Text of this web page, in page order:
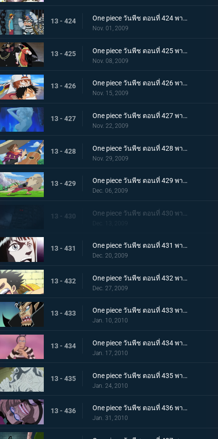
13 - 424 One piece วันพีช ตอนที่ 424 พากย์ไทย ถล่มนรกดอกบัวแดง! กับแผนการสุดอลังการของบากี้
Nov. 01, 2009
13 - 425 One piece วันพีช ตอนที่ 425 พากย์ไทย ชายที่แข็งแกร่งที่สุดในคุก! มนุษย์พิษร้ายพัศดีมาเจลแลน
Nov. 08, 2009
13 - 426 One piece วันพีช ตอนที่ 426 พากย์ไทย ตอนพิเศษก่อนเข้าภาคมูฟวี่ ความทะเยอทะยานของราชสีห์ทองคำที่เริ่มเคลื่อนไหว!
Nov. 15, 2009
13 - 427 One piece วันพีช ตอนที่ 427 พากย์ไทย ตอนพิเศษก่อนเข้าภาคมูฟวี่! ลิตเติ้ลอีสต์บลูที่ถูกหมายตา!
Nov. 22, 2009
13 - 428 One piece วันพีช ตอนที่ 428 พากย์ไทย ตอนพิเศษก่อนเข้าภาคมูฟวี่! โจรสลัดอามิโก้บุกโจมตี!
Nov. 29, 2009
13 - 429 One piece วันพีช ตอนที่ 429 พากย์ไทย ตอนพิเศษก่อนเข้าภาคมูฟวี่! ศึกชี้ชะตา ลูฟี่ ปะทะ ลาร์โก้
Dec. 06, 2009
13 - 430
Dec. 13, 2009
13 - 431 One piece วันพีช ตอนที่ 431 พากย์ไทย กับดักของหัวหน้าผู้คุมชัลเดร! เลเวล 3 นรกแห่งความอดอยาก
Dec. 20, 2009
13 - 432 One piece วันพีช ตอนที่ 432 พากย์ไทย หงส์ขาวที่ถูกปลดปล่อย! พบกันอีกครั้งกับบอนเคร
Dec. 27, 2009
13 - 433 One piece วันพีช ตอนที่ 433 พากย์ไทย พัศดีมาเจลแลนเริ่มเคลื่อนไหว จนตรอก!หมวกฟางถูกล้อม
Jan. 10, 2010
13 - 434 One piece วันพีช ตอนที่ 434 พากย์ไทย กำลังพลทั้งหมดมารวมตัว! ศึกตัดสินที่เลเวล 4 นรกไฟโลกันต์
Jan. 17, 2010
13 - 435 One piece วันพีช ตอนที่ 435 พากย์ไทย มาเจลแลนสุดแกร่ง! บอนเครหลบหนีโดยไม่สู้!
Jan. 24, 2010
13 - 436 One piece วันพีช ตอนที่ 436 พากย์ไทย รู้ผลแพ้ชนะ! ลูฟี่ทุ่มชีวิตโจมตีครั้งสุดท้าย
Jan. 31, 2010